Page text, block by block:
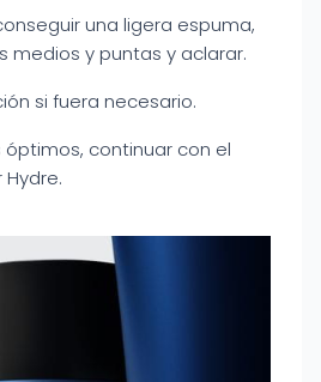
una ligera espuma,
medios y puntas y aclarar.
si fuera necesario.
óptimos, continuar con el